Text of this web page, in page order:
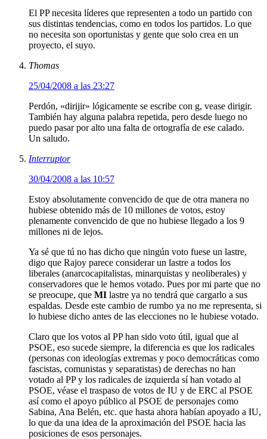
El PP necesita líderes que representen a todo un partido con
sus distintas tendencias, como en todos los partidos. Lo que
no necesita son oportunistas y gente que solo crea en un
proyecto, el suyo.
Thomas
25/04/2008 a las 23:27
Perdón, «dirijir» lógicamente se escribe con g, vease dirigir.
También hay alguna palabra repetida, pero desde luego no
puedo pasar por alto una falta de ortografía de ese calado.
Un saludo.
Interruptor
30/04/2008 a las 10:57
Estoy absolutamente convencido de que de otra manera no
hubiese obtenido más de 10 millones de votos, estoy
plenamente convencido de que no hubiese llegado a los 9
millones ni de lejos.
Ya sé que tú no has dicho que ningún voto fuese un lastre,
digo que Rajoy parece considerar un lastre a todos los
liberales (anarcocapitalistas, minarquistas y neoliberales) y
conservadores que le hemos votado. Pues por mi parte que no
se preocupe, que MI lastre ya no tendrá que cargarlo a sus
espaldas. Desde este cambio de rumbo ya no me representa, si
lo hubiese dicho antes de las elecciones no le hubiese votado.
Claro que los votos al PP han sido voto útil, igual que al
PSOE, eso sucede siempre, la diferencia es que los radicales
(personas con ideologías extremas y poco democráticas como
fascistas, comunistas y separatistas) de derechas no han
votado al PP y los radicales de izquierda sí han votado al
PSOE, véase el traspaso de votos de IU y de ERC al PSOE
así como el apoyo público al PSOE de personajes como
Sabina, Ana Belén, etc. que hasta ahora habían apoyado a IU,
lo que da una idea de la aproximación del PSOE hacia las
posiciones de esos personajes.